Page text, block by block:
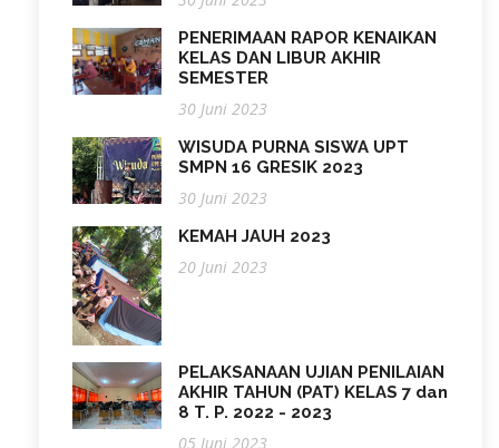
PENERIMAAN RAPOR KENAIKAN
KELAS DAN LIBUR AKHIR
SEMESTER
30 Juni 2023
WISUDA PURNA SISWA UPT
SMPN 16 GRESIK 2023
30 Juni 2023
KEMAH JAUH 2023
20 Juni 2023
PELAKSANAAN UJIAN PENILAIAN
AKHIR TAHUN (PAT) KELAS 7 dan
8 T. P. 2022 - 2023
05 Juni 2023